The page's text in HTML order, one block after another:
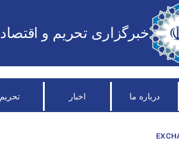
خبرگزاری تحریم و اقتصاد
درباره ما اخبار تحریم